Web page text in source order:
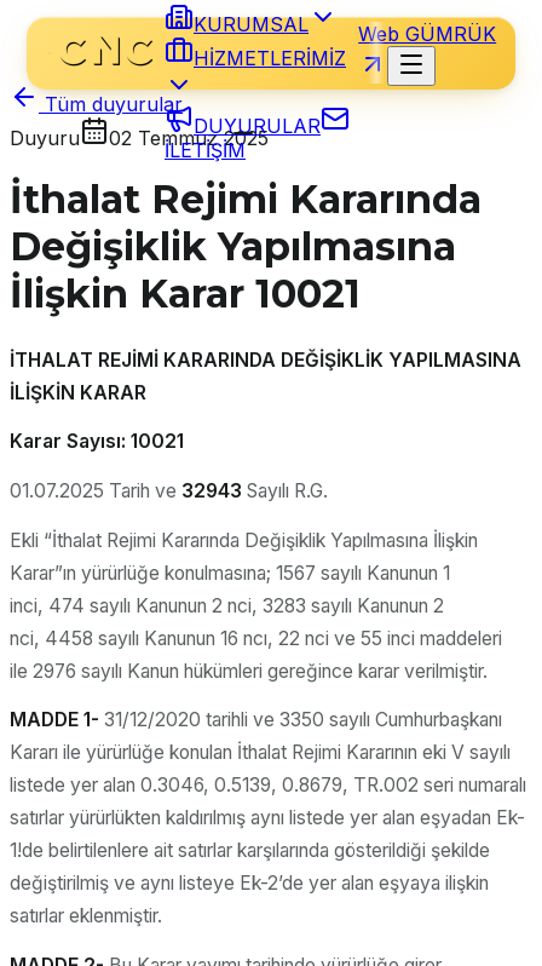
KURUMSAL
HİZMETLERİMİZ
DUYURULAR
İLETİŞİM
Web GÜMRÜK
Tüm duyurular
Duyuru
02 Temmuz 2025
İthalat Rejimi Kararında
Değişiklik Yapılmasına
İlişkin Karar 10021
İTHALAT REJİMİ KARARINDA DEĞİŞİKLİK YAPILMASINA
İLİŞKİN KARAR
Karar Sayısı: 10021
01.07.2025 Tarih ve 32943 Sayılı R.G.
Ekli “İthalat Rejimi Kararında Değişiklik Yapılmasına İlişkin
Karar”ın yürürlüğe konulmasına; 1567 sayılı Kanunun 1
inci, 474 sayılı Kanunun 2 nci, 3283 sayılı Kanunun 2
nci, 4458 sayılı Kanunun 16 ncı, 22 nci ve 55 inci maddeleri
ile 2976 sayılı Kanun hükümleri gereğince karar verilmiştir.
MADDE 1- 31/12/2020 tarihli ve 3350 sayılı Cumhurbaşkanı
Kararı ile yürürlüğe konulan İthalat Rejimi Kararının eki V sayılı
listede yer alan 0.3046, 0.5139, 0.8679, TR.002 seri numaralı
satırlar yürürlükten kaldırılmış aynı listede yer alan eşyadan Ek-
1!de belirtilenlere ait satırlar karşılarında gösterildiği şekilde
değiştirilmiş ve aynı listeye Ek-2’de yer alan eşyaya ilişkin
satırlar eklenmiştir.